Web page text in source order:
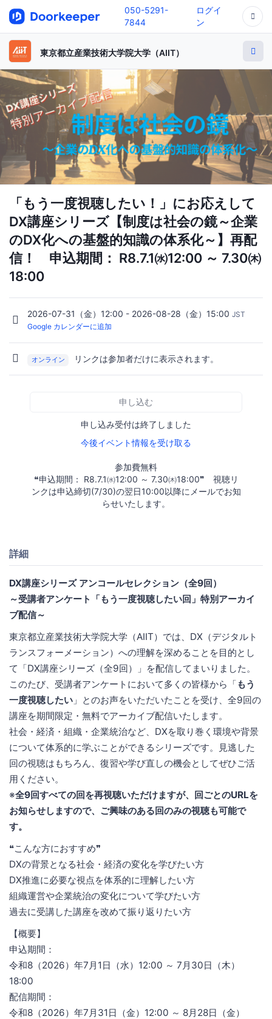
050-5291-
7844
ログイ
ン
東京都立産業技術大学院大学（AIIT）
「もう一度視聴したい！」にお応えして
DX講座シリーズ【制度は社会の鏡～企業
のDX化への基盤的知識の体系化～】再配
信！ 申込期間： R8.7.1㈬12:00 ～ 7.30㈭
18:00
2026-07-31（金）12:00 - 2026-08-28（金）15:00 JST
Google カレンダーに追加
オンライン リンクは参加者だけに表示されます。
申し込む
申し込み受付は終了しました
今後イベント情報を受け取る
参加費無料
❝申込期間： R8.7.1㈬12:00 ～ 7.30㈭18:00❞ 視聴リ
ンクは申込締切(7/30)の翌日10:00以降にメールでお知
らせいたします。
詳細
DX講座シリーズ アンコールセレクション（全9回）
～受講者アンケート「もう一度視聴したい回」特別アーカイ
ブ配信～
東京都立産業技術大学院大学（AIIT）では、DX（デジタルト
ランスフォーメーション）への理解を深めることを目的とし
て「DX講座シリーズ（全9回）」を配信してまいりました。
このたび、受講者アンケートにおいて多くの皆様から「もう
一度視聴したい 」とのお声をいただいたことを受け、全9回の
講座を期間限定・無料でアーカイブ配信いたします。
社会・経済・組織・企業統治など、DXを取り巻く環境や背景
について体系的に学ぶことができるシリーズです。見逃した
回の視聴はもちろん、復習や学び直しの機会としてぜひご活
用ください。
※全9回すべての回を再視聴いただけますが、回ごとのURLを
お知らせしますので、ご興味のある回のみの視聴も可能で
す。
❝こんな方におすすめ❞
DXの背景となる社会・経済の変化を学びたい方
DX推進に必要な視点を体系的に理解したい方
組織運営や企業統治の変化について学びたい方
過去に受講した講座を改めて振り返りたい方
【概要】
申込期間：
令和8（2026）年7月1日（水）12:00 ～ 7月30日（木）
18:00
配信期間：
令和8（2026）年7月31日（金）12:00 ～ 8月28日（金）